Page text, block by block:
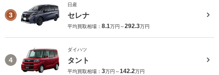
3
日産
セレナ
平均買取相場： 8.1万円～292.3万円
4
ダイハツ
タント
平均買取相場： 3万円～142.2万円